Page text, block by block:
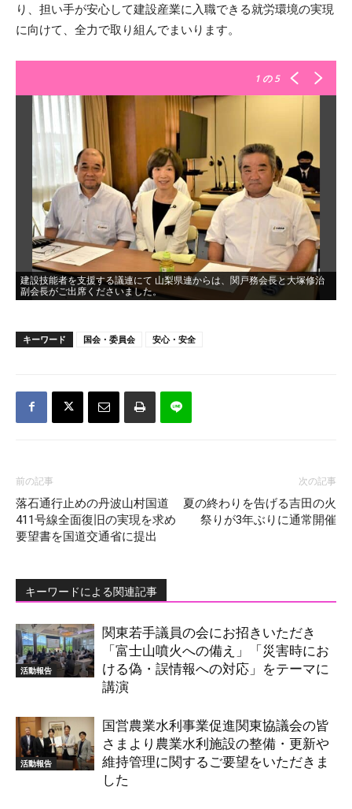
り、担い手が安心して建設産業に入職できる就労環境の実現
に向けて、全力で取り組んでまいります。
1 の 5
建設技能者を支援する議連にて 山梨県連からは、関戸務会長と大塚修治
副会長がご出席くださいました。
キーワード 国会・委員会 安心・安全
前の記事
落石通行止めの丹波山村国道
411号線全面復旧の実現を求め
要望書を国道交通省に提出
次の記事
夏の終わりを告げる吉田の火
祭りが3年ぶりに通常開催
キーワードによる関連記事
活動報告
関東若手議員の会にお招きいただき
「富士山噴火への備え」「災害時にお
ける偽・誤情報への対応」をテーマに
講演
活動報告
国営農業水利事業促進関東協議会の皆
さまより農業水利施設の整備・更新や
維持管理に関するご要望をいただきま
した